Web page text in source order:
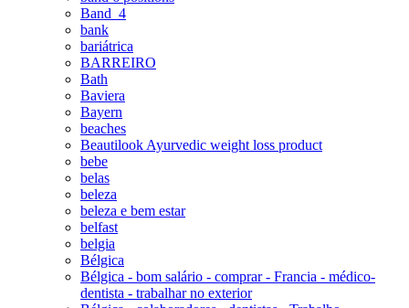
Band_4
bank
bariátrica
BARREIRO
Bath
Baviera
Bayern
beaches
Beautilook Ayurvedic weight loss product
bebe
belas
beleza
beleza e bem estar
belfast
belgia
Bélgica
Bélgica - bom salário - comprar - Francia - médico-
dentista - trabalhar no exterior